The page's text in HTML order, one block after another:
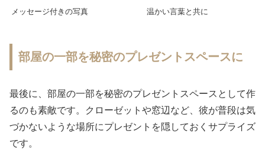
メッセージ付きの写真
温かい言葉と共に
部屋の一部を秘密のプレゼントスペースに
最後に、部屋の一部を秘密のプレゼントスペースとして作
るのも素敵です。クローゼットや窓辺など、彼が普段は気
づかないような場所にプレゼントを隠しておくサプライズ
です。